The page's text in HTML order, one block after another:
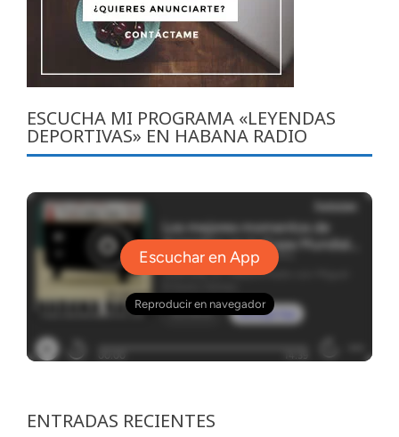
ESCUCHA MI PROGRAMA «LEYENDAS
DEPORTIVAS» EN HABANA RADIO
ENTRADAS RECIENTES